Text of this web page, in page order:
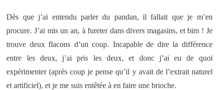
Dès que j’ai entendu parler du pandan, il fallait que je m’en
procure. J’ai mis un an, à fureter dans divers magasins, et bim ! Je
trouve deux flacons d’un coup. Incapable de dire la différence
entre les deux, j’ai pris les deux, et donc j’ai eu de quoi
expérimenter (après coup je pense qu’il y avait de l’extrait naturel
et artificiel), et je me suis entêtée à en faire une brioche.